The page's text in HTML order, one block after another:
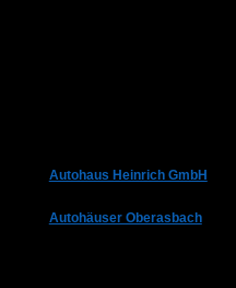
Autohaus Heinrich GmbH
Autohäuser Oberasbach